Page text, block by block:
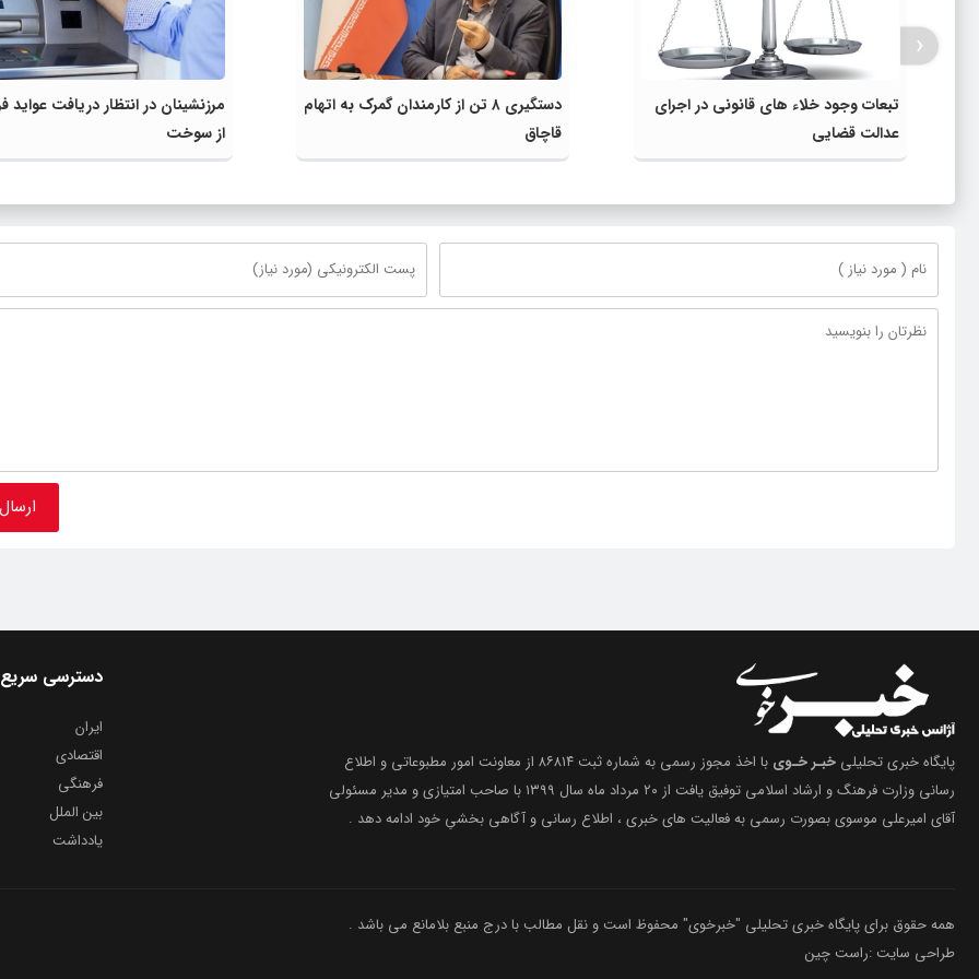
تبعات وجود خلاء های قانونی در اجرای
عدالت قضایی
دستگیری ۸ تن از کارمندان گمرک به اتهام
قاچاق
مرزنشینان در انتظار دریافت
از سوخت
‹
پایگاه خبری تحلیلی خبـر خـوی
با اخذ مجوز رسمی به شماره ثبت ۸۶۸۱۴ از معاونت امور مطبوعاتی و اطلاع
رسانی وزارت فرهنگ و ارشاد اسلامی توفیق یافت از ۲۰ مرداد ماه سال ۱۳۹۹ با صاحب امتیازی و مدیر مسئولی
آقای امیرعلی موسوی بصورت رسمی به فعالیت های خبری ، اطلاع رسانی و آگاهی بخشیِ خود ادامه دهد .
دسترسی سریع
ایران
اقتصادی
فرهنگی
بین الملل
یادداشت
همه حقوق برای پایگاه خبری تحلیلی "خبرخوی" محفوظ است و نقل مطالب با درج منبع بلامانع می باشد .
طراحی سایت :راست چین